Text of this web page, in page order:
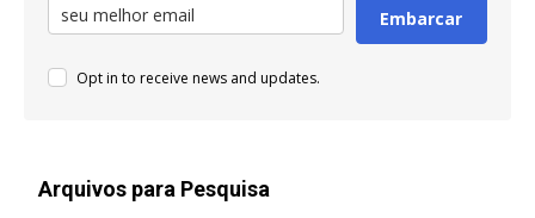
Embarcar
Opt in to receive news and updates.
Arquivos para Pesquisa